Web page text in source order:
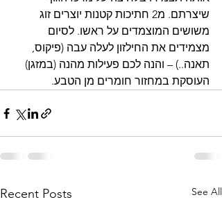
שיצרתם. מ2 חתיכות קטנות יוצרים זוג
משושים המוצמדים על ראשו. לסיום
מצמידים את החילזון לעלה עבה (פיקוס,
תאנה..) – והנה לכם פעילות מהנה (במזגן)
העוסקת במחזור חומרים מן הטבע.
Recent Posts See All